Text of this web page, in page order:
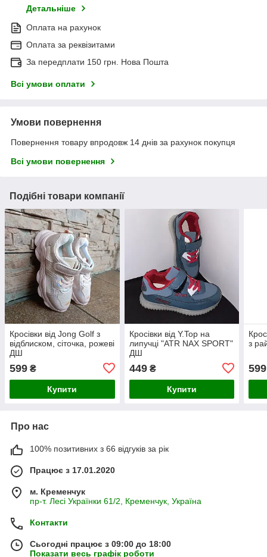
Детальніше
Оплата на рахунок
Оплата за реквізитами
За передплати 150 грн. Нова Пошта
Всі умови оплати
Умови повернення
Повернення товару впродовж 14 днів за рахунок покупця
Всі умови повернення
Подібні товари компанії
Кросівки від Jong Golf з
відблиском, сіточка, рожеві
ДШ
599 ₴
Купити
Кросівки від Y.Top на
липучці "ATR NAX SPORT"
ДШ
449₴
Купити
з
599
Про нас
100% позитивних з 66 відгуків за рік
Працює з 17.01.2020
м. Кременчук
пр-т. Лесі Українки 61/2, Кременчук, Україна
Контакти
Сьогодні працює з 09:00 до 18:00
Показати весь графік роботи